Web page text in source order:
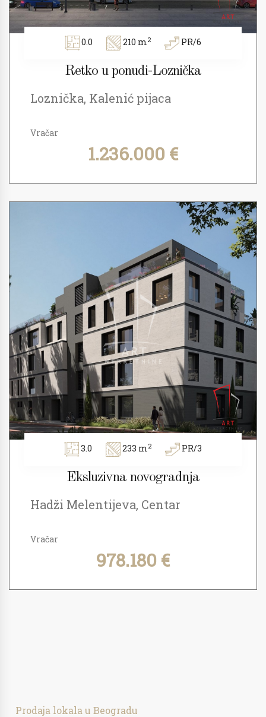
0.0 210 m2 PR/6
Retko u ponudi-Loznička
Loznička, Kalenić pijaca
Vračar
1.236.000 €
3.0 233 m2 PR/3
Eksluzivna novogradnja
Hadži Melentijeva, Centar
Vračar
978.180 €
Prodaja lokala u Beogradu